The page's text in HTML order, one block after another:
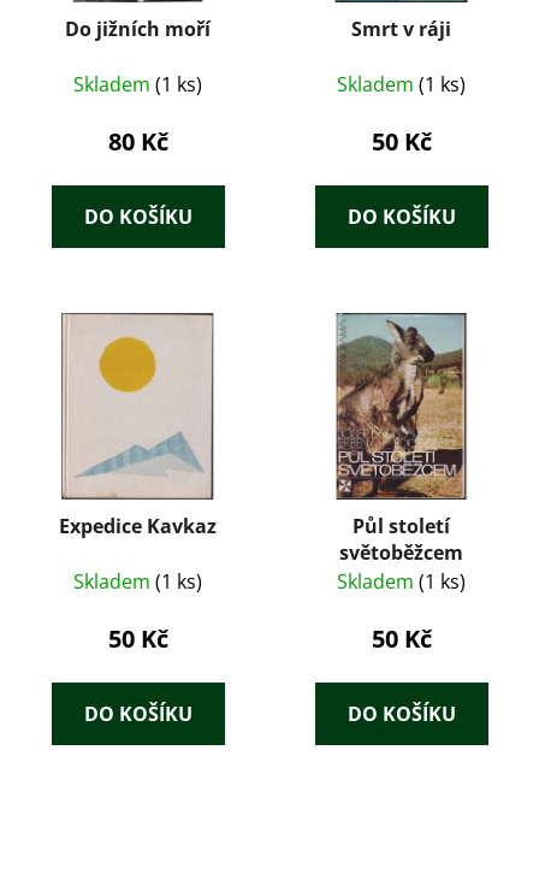
Do jižních moří
Skladem (1 ks)
80 Kč
DO KOŠÍKU
Smrt v ráji
Skladem (1 ks)
50 Kč
DO KOŠÍKU
Expedice Kavkaz
Skladem (1 ks)
50 Kč
DO KOŠÍKU
Půl století
světoběžcem
Skladem (1 ks)
50 Kč
DO KOŠÍKU